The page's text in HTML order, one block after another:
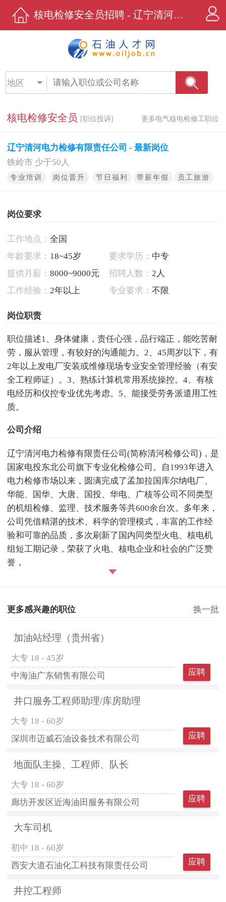
核电检修安全员招聘 - 辽宁清河电力检修有限责任公司 - 石油人才网
地区
核电检修安全员 [职位投诉] 更多电气核电检修工职位
辽宁清河电力检修有限责任公司 - 最新岗位
铁岭市 少于50人
专业培训 岗位晋升 节日福利 带薪年假 员工旅游
岗位要求
工作地点： 全国
年龄要求： 18~45岁 要求学历： 中专
提供月薪： 8000~9000元 招聘人数： 2人
工作经验： 2年以上 专业要求： 不限
岗位职责
职位描述1、身体健康，责任心强，品行端正，能吃苦耐
劳，服从管理，有较好的沟通能力。2、45周岁以下，有
2年以上发电厂安装或维修现场专业安全管理经验（有安
全工程师证）。3、熟练计算机常用系统操控。4、有核
电经历和仪控专业优先考虑。5、能接受劳务派遣用工性
质。
公司介绍
辽宁清河电力检修有限责任公司(简称清河检修公司)，是
国家电投东北公司旗下专业化检修公司。自1993年进入
电力检修市场以来，圆满完成了孟加拉国库尔纳电厂、
华能、国华、大唐、国投、华电、广核等公司不同类型
的机组检修、监理、技术服务等共600余台次。多年来，
公司凭借精湛的技术、科学的管理模式，丰富的工作经
验和可靠的品质，多次刷新了国内同类型火电、核电机
组短工期记录，荣获了火电、核电企业和社会的广泛赞
誉，
更多感兴趣的职位 换一批
加油站经理（贵州省）
大专 18 - 45岁
中海油广东销售有限公司
应聘
井口服务工程师助理/库房助理
大专 18 - 60岁
深圳市迈威石油设备技术有限公司
应聘
地面队主操、工程师、队长
大专 18 - 60岁
廊坊开发区近海油田服务有限公司
应聘
大车司机
初中 18 - 60岁
西安大道石油化工科技有限责任公司
应聘
井控工程师